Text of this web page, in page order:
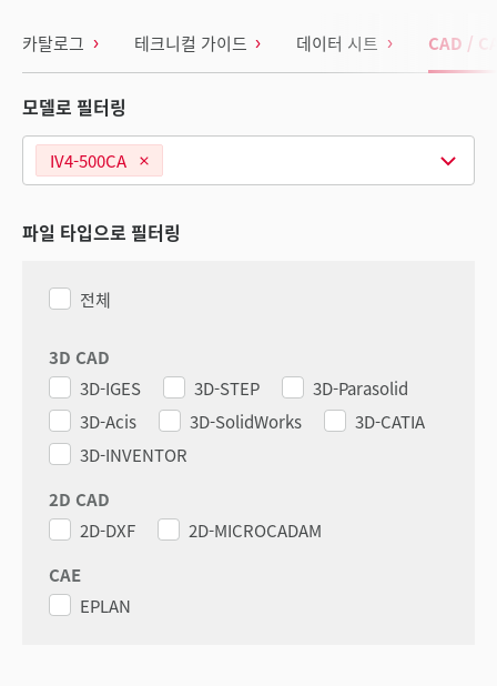
카탈로그 테크니컬 가이드 데이터 시트 CAD /
모델로 필터링
IV4-500CA
파일 타입으로 필터링
전체
3D CAD
3D-IGES
3D-STEP
3D-Parasolid
3D-Acis
3D-SolidWorks
3D-CATIA
3D-INVENTOR
2D CAD
2D-DXF
2D-MICROCADAM
CAE
EPLAN